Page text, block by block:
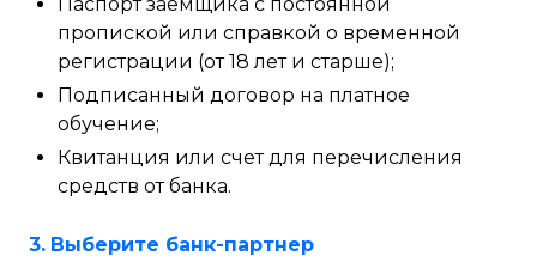
пропиской или справкой о временной
регистрации (от 18 лет и старше);
Подписанный договор на платное
обучение;
Квитанция или счет для перечисления
средств от банка.
3. Выберите банк-партнер